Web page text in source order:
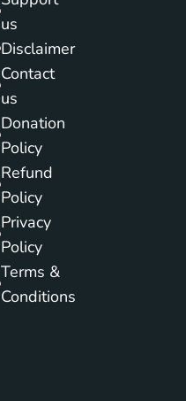
us
Disclaimer
Contact
us
Donation
Policy
Refund
Policy
Privacy
Policy
Terms &
Conditions